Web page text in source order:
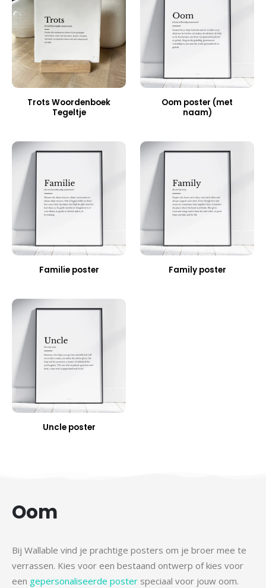
Trots Woordenboek
Tegeltje
Oom poster (met
naam)
Familie poster Family poster
Uncle poster
Oom
Bij Wallable vind je prachtige posters om je broer mee te
verrassen. Kies voor een bestaand ontwerp of kies voor
een gepersonaliseerde poster speciaal voor jouw oom.